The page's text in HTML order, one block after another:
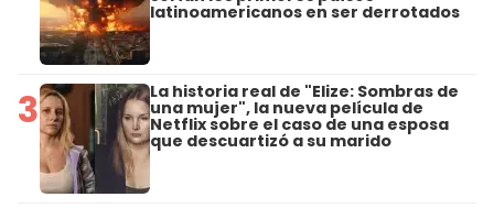
latinoamericanos en ser derrotados
3 La historia real de "Elize: Sombras de
una mujer", la nueva película de
Netflix sobre el caso de una esposa
que descuartizó a su marido